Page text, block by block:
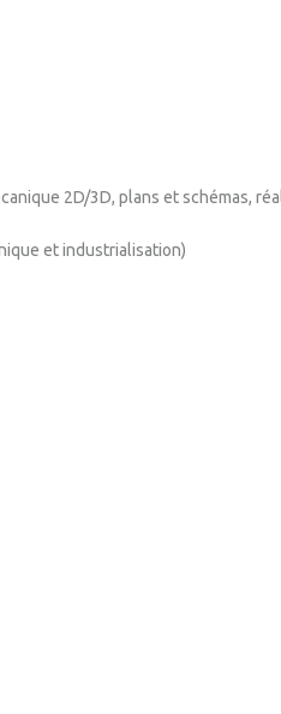
2D/3D, plans et schémas,
et industrialisation)